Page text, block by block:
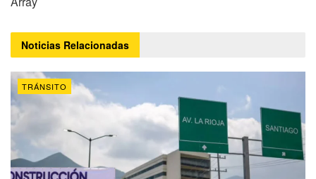
Noticias Relacionadas
TRÁNSITO